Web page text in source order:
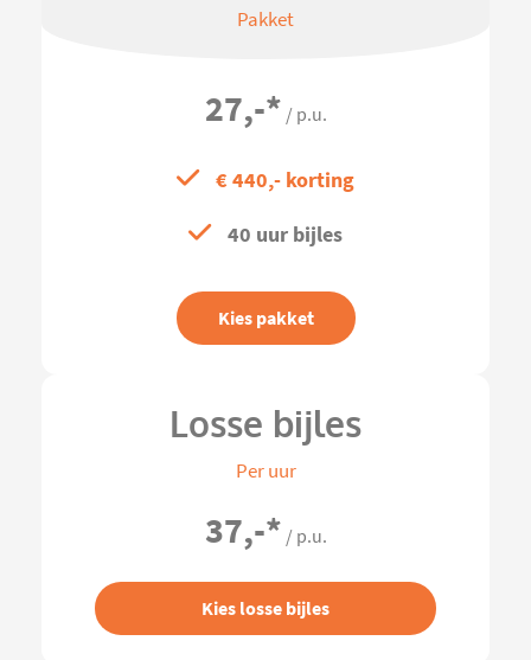
Pakket
27,-* / p.u.
€ 440,- korting
40 uur bijles
Kies pakket
Losse bijles
Per uur
37,-* / p.u.
Kies losse bijles